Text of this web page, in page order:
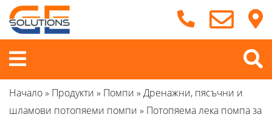
Продължете
към
съдържанието
Меню
Начало» Продукти » Помпи » Дренажни, пясъчни и
шламови потопяеми помпи » Потопяема лека помпа за